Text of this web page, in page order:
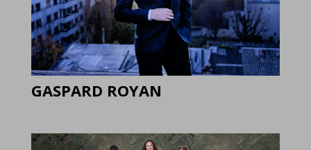
GASPARD ROYAN